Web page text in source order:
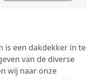
is een dakdekker in te
van de diverse
wij naar onze